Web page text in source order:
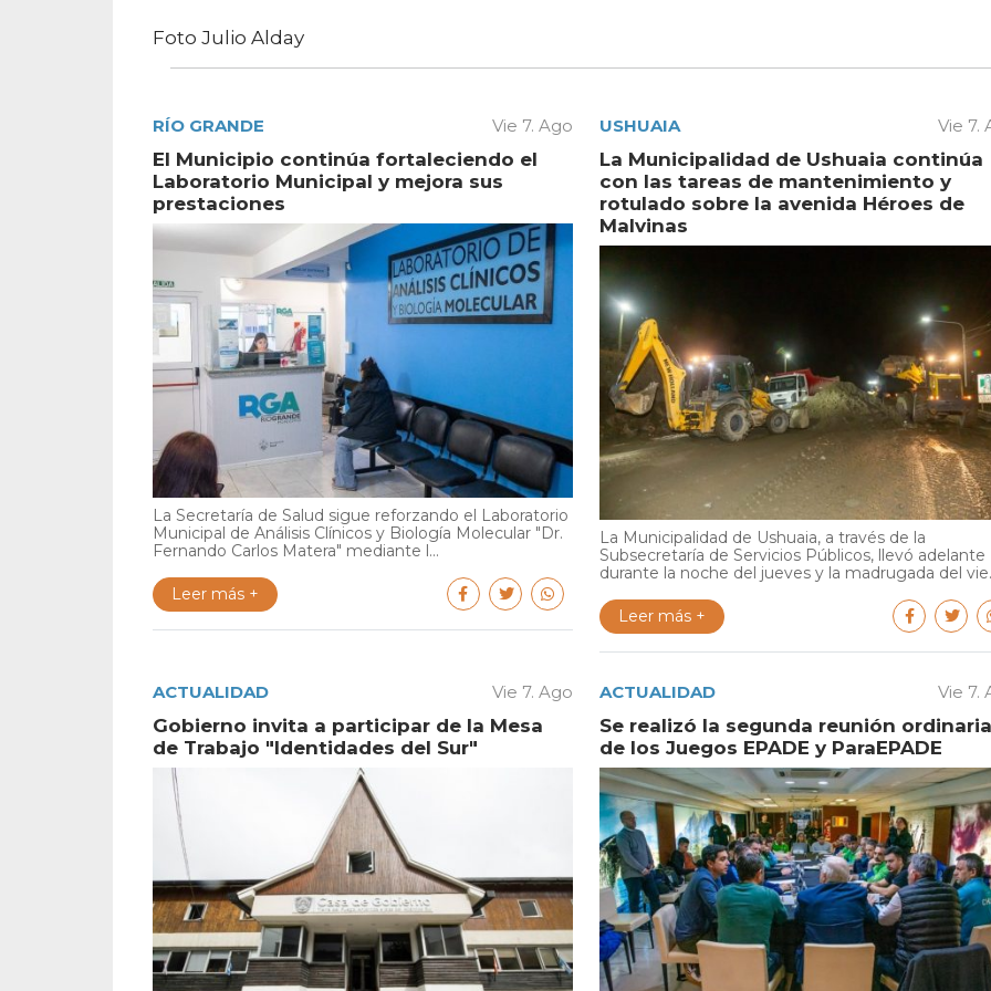
Foto Julio Alday
RÍO GRANDE Vie 7. Ago
El Municipio continúa fortaleciendo el
Laboratorio Municipal y mejora sus
prestaciones
La Secretaría de Salud sigue reforzando el Laboratorio
Municipal de Análisis Clínicos y Biología Molecular "Dr.
Fernando Carlos Matera" mediante l...
Leer más +
USHUAIA Vie 7.
La Municipalidad de Ushuaia continúa
con las tareas de mantenimiento y
rotulado sobre la avenida Héroes de
Malvinas
La Municipalidad de Ushuaia, a través de la
Subsecretaría de Servicios Públicos, llevó adelante
durante la noche del jueves y la madrugada del
Leer más +
ACTUALIDAD Vie 7. Ago
Gobierno invita a participar de la Mesa
de Trabajo "Identidades del Sur"
ACTUALIDAD Vie 7.
Se realizó la segunda reunión ordinaria
de los Juegos EPADE y ParaEPADE